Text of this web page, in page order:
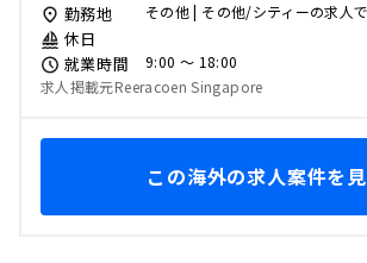
勤務地 その他 | その他/シティーの求人で
休日
就業時間
9:00 〜 18:00
求人掲載元Reeracoen Singapore
この海外の求人案件を